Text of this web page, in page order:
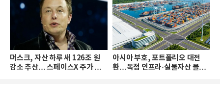
머스크, 자산 하루 새 126조 원
감소 추산… 스페이스X 주가 하
아시아 부호, 포트폴리오 대전
환…독점 인프라·실물자산 몰린